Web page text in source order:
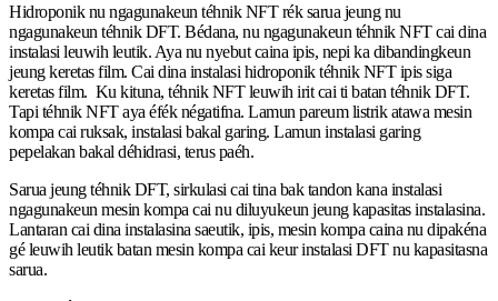
Hidroponik nu ngagunakeun téhnik NFT rék sarua jeung nu
ngagunakeun téhnik DFT. Bédana, nu ngagunakeun téhnik NFT cai dina
instalasi leuwih leutik. Aya nu nyebut caina ipis, nepi ka dibandingkeun
jeung keretas film. Cai dina instalasi hidroponik téhnik NFT ipis siga
keretas film. Ku kituna, téhnik NFT leuwih irit cai ti batan téhnik DFT.
Tapi téhnik NFT aya éfék négatifna. Lamun pareum listrik atawa mesin
kompa cai ruksak, instalasi bakal garing. Lamun instalasi garing
pepelakan bakal déhidrasi, terus paéh.
Sarua jeung téhnik DFT, sirkulasi cai tina bak tandon kana instalasi
ngagunakeun mesin kompa cai nu diluyukeun jeung kapasitas instalasina.
Lantaran cai dina instalasina saeutik, ipis, mesin kompa caina nu dipakéna
gé leuwih leutik batan mesin kompa cai keur instalasi DFT nu kapasitasna
sarua.